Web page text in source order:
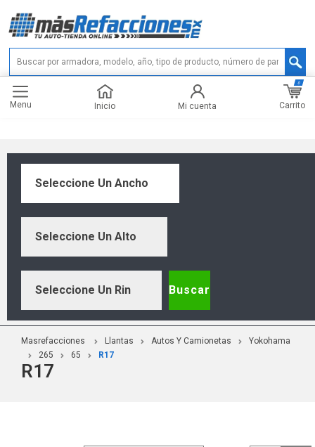
Menu Inicio Mi cuenta Carrito
0
Masrefacciones Llantas Autos Y Camionetas
Yokohama
265
65 R17
R17
Seleccione Un Ancho
Seleccione Un Alto
Seleccione Un Rin Buscar